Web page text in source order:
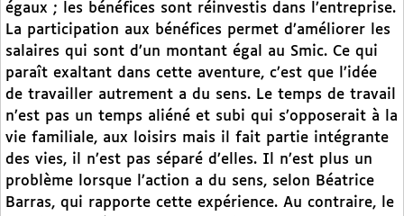
égaux ; les bénéfices sont réinvestis dans l’entreprise.
La participation aux bénéfices permet d’améliorer les
salaires qui sont d’un montant égal au Smic. Ce qui
paraît exaltant dans cette aventure, c’est que l’idée
de travailler autrement a du sens. Le temps de travail
n’est pas un temps aliéné et subi qui s’opposerait à la
vie familiale, aux loisirs mais il fait partie intégrante
des vies, il n’est pas séparé d’elles. Il n’est plus un
problème lorsque l’action a du sens, selon Béatrice
Barras, qui rapporte cette expérience. Au contraire, le